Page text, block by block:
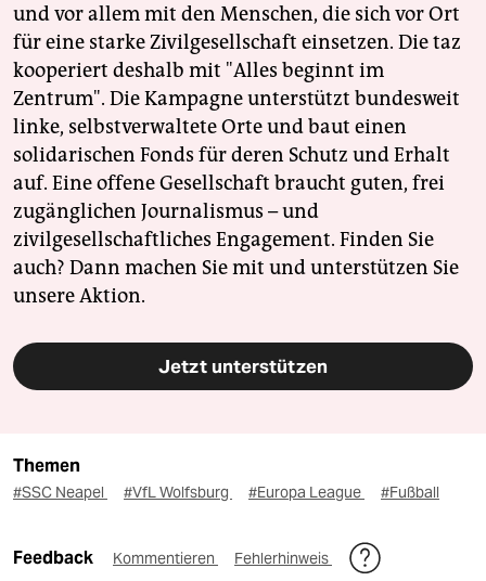
und vor allem mit den Menschen, die sich vor Ort
für eine starke Zivilgesellschaft einsetzen. Die taz
kooperiert deshalb mit "Alles beginnt im
Zentrum". Die Kampagne unterstützt bundesweit
linke, selbstverwaltete Orte und baut einen
solidarischen Fonds für deren Schutz und Erhalt
auf. Eine offene Gesellschaft braucht guten, frei
zugänglichen Journalismus – und
zivilgesellschaftliches Engagement. Finden Sie
auch? Dann machen Sie mit und unterstützen Sie
unsere Aktion.
Jetzt unterstützen
Themen
#SSC Neapel #VfL Wolfsburg #Europa League #Fußball
Feedback Kommentieren Fehlerhinweis